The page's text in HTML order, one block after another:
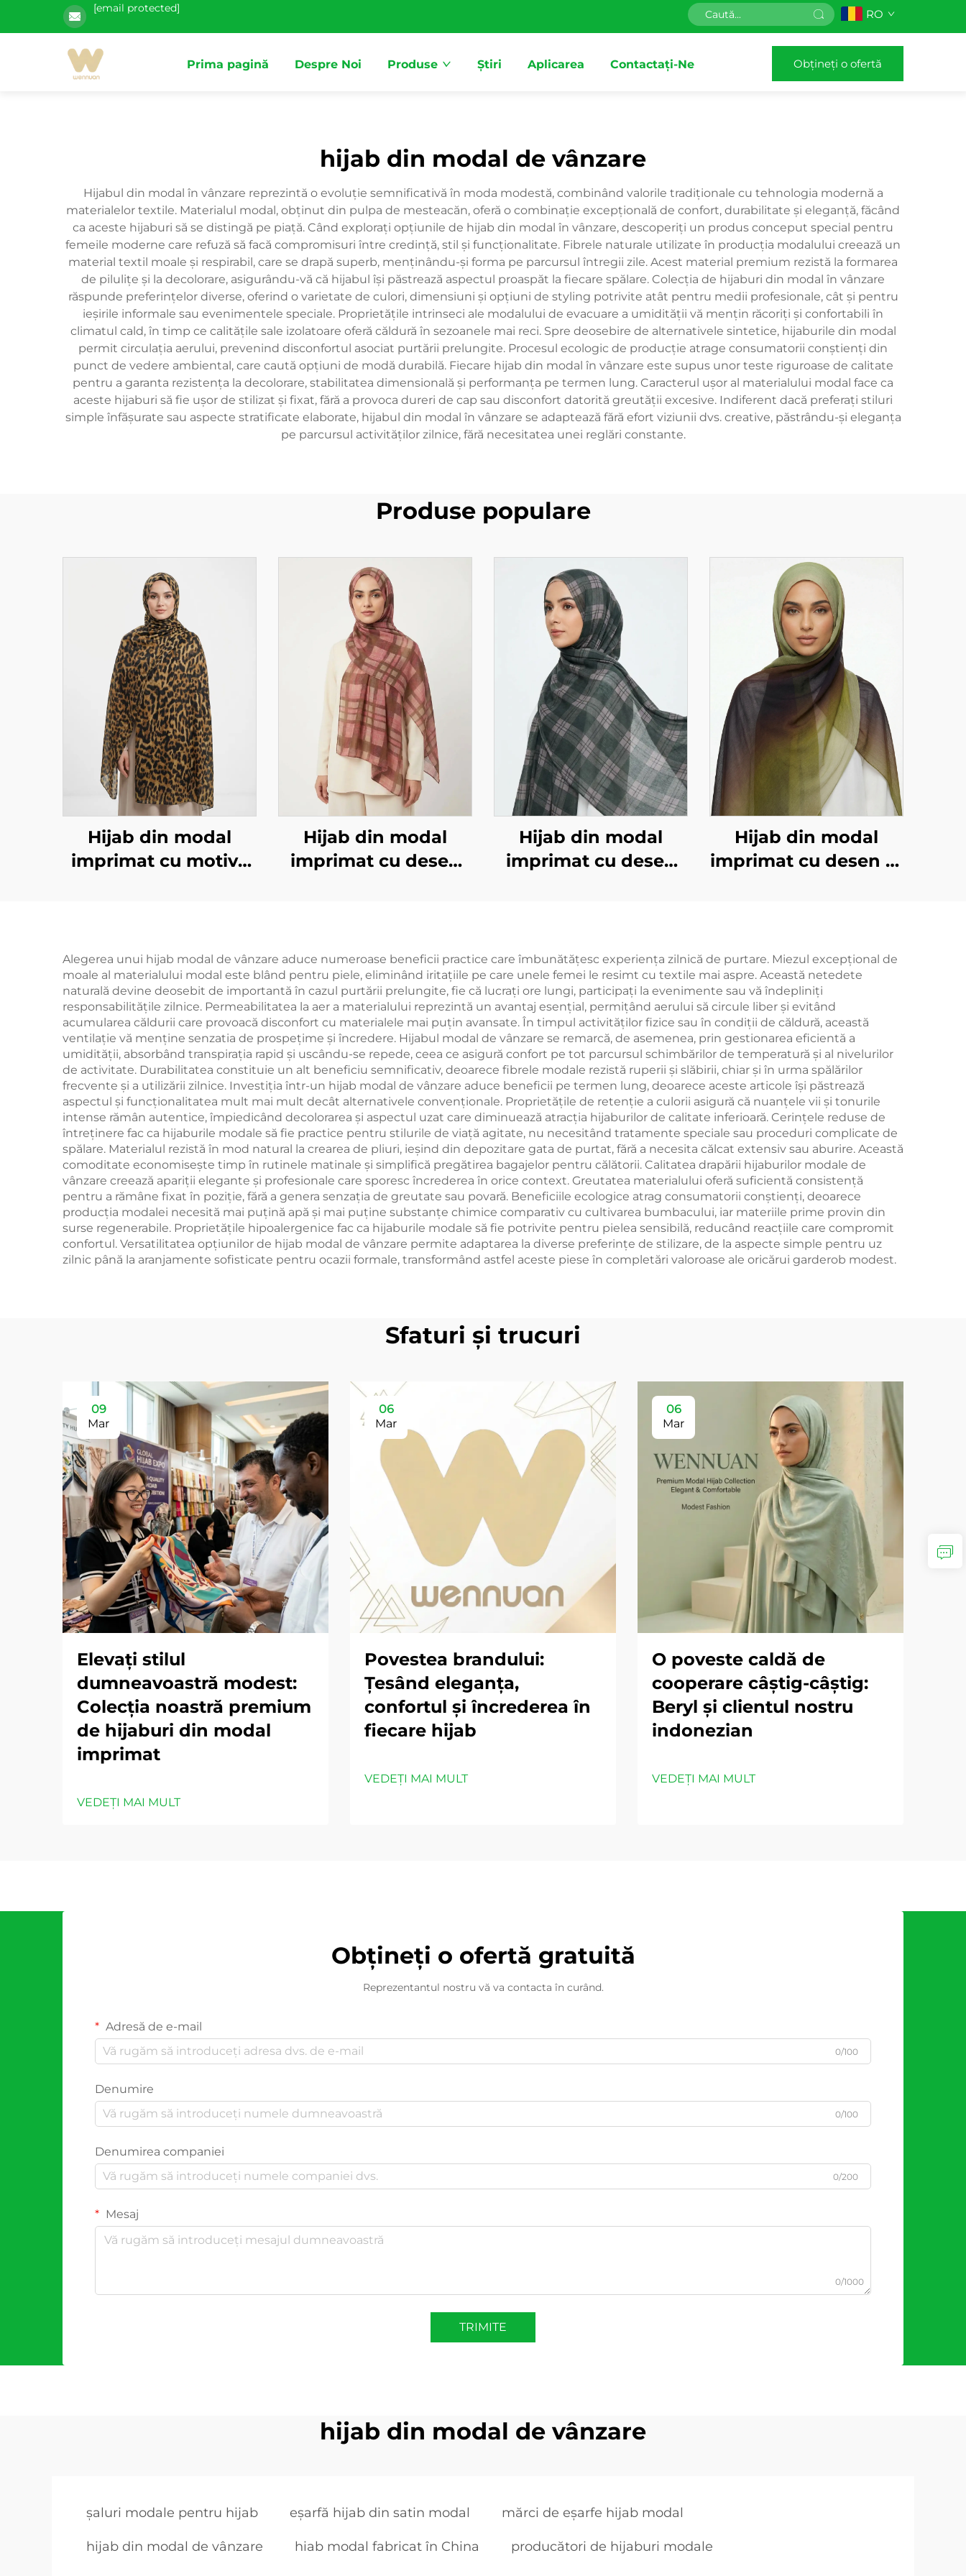
[email protected] RO
Prima pagină Despre Noi Produse Știri Aplicarea Contactați-Ne Obțineți o ofertă
hijab din modal de vânzare
Hijabul din modal în vânzare reprezintă o evoluție semnificativă în moda modestă, combinând valorile tradiționale cu tehnologia modernă a
materialelor textile. Materialul modal, obținut din pulpa de mesteacăn, oferă o combinație excepțională de confort, durabilitate și eleganță, făcând
ca aceste hijaburi să se distingă pe piață. Când explorați opțiunile de hijab din modal în vânzare, descoperiți un produs conceput special pentru
femeile moderne care refuză să facă compromisuri între credință, stil și funcționalitate. Fibrele naturale utilizate în producția modalului creează un
material textil moale și respirabil, care se drapă superb, menținându-și forma pe parcursul întregii zile. Acest material premium rezistă la formarea
de pilulițe și la decolorare, asigurându-vă că hijabul își păstrează aspectul proaspăt la fiecare spălare. Colecția de hijaburi din modal în vânzare
răspunde preferințelor diverse, oferind o varietate de culori, dimensiuni și opțiuni de styling potrivite atât pentru medii profesionale, cât și pentru
ieșirile informale sau evenimentele speciale. Proprietățile intrinseci ale modalului de evacuare a umidității vă mențin răcoriți și confortabili în
climatul cald, în timp ce calitățile sale izolatoare oferă căldură în sezoanele mai reci. Spre deosebire de alternativele sintetice, hijaburile din modal
permit circulația aerului, prevenind disconfortul asociat purtării prelungite. Procesul ecologic de producție atrage consumatorii conștienți din
punct de vedere ambiental, care caută opțiuni de modă durabilă. Fiecare hijab din modal în vânzare este supus unor teste riguroase de calitate
pentru a garanta rezistența la decolorare, stabilitatea dimensională și performanța pe termen lung. Caracterul ușor al materialului modal face ca
aceste hijaburi să fie ușor de stilizat și fixat, fără a provoca dureri de cap sau disconfort datorită greutății excesive. Indiferent dacă preferați stiluri
simple înfășurate sau aspecte stratificate elaborate, hijabul din modal în vânzare se adaptează fără efort viziunii dvs. creative, păstrându-și eleganța
pe parcursul activităților zilnice, fără necesitatea unei reglări constante.
Produse populare
Hijab din modal
imprimat cu motive
Hijab din modal
imprimat cu desen
Hijab din modal
imprimat cu desen
Hijab din modal
imprimat cu desen în
Alegerea unui hijab modal de vânzare aduce numeroase beneficii practice care îmbunătățesc experiența zilnică de purtare. Miezul excepțional de
moale al materialului modal este blând pentru piele, eliminând iritațiile pe care unele femei le resimt cu textile mai aspre. Această netedete
naturală devine deosebit de importantă în cazul purtării prelungite, fie că lucrați ore lungi, participați la evenimente sau vă îndepliniți
responsabilitățile zilnice. Permeabilitatea la aer a materialului reprezintă un avantaj esențial, permițând aerului să circule liber și evitând
acumularea căldurii care provoacă disconfort cu materialele mai puțin avansate. În timpul activităților fizice sau în condiții de căldură, această
ventilație vă menține senzatia de prospețime și încredere. Hijabul modal de vânzare se remarcă, de asemenea, prin gestionarea eficientă a
umidității, absorbând transpirația rapid și uscându-se repede, ceea ce asigură confort pe tot parcursul schimbărilor de temperatură și al nivelurilor
de activitate. Durabilitatea constituie un alt beneficiu semnificativ, deoarece fibrele modale rezistă ruperii și slăbirii, chiar și în urma spălărilor
frecvente și a utilizării zilnice. Investiția într-un hijab modal de vânzare aduce beneficii pe termen lung, deoarece aceste articole își păstrează
aspectul și funcționalitatea mult mai mult decât alternativele convenționale. Proprietățile de retenție a culorii asigură că nuanțele vii și tonurile
intense rămân autentice, împiedicând decolorarea și aspectul uzat care diminuează atracția hijaburilor de calitate inferioară. Cerințele reduse de
întreținere fac ca hijaburile modale să fie practice pentru stilurile de viață agitate, nu necesitând tratamente speciale sau proceduri complicate de
spălare. Materialul rezistă în mod natural la crearea de pliuri, ieșind din depozitare gata de purtat, fără a necesita călcat extensiv sau aburire. Această
comoditate economisește timp în rutinele matinale și simplifică pregătirea bagajelor pentru călătorii. Calitatea drapării hijaburilor modale de
vânzare creează apariții elegante și profesionale care sporesc încrederea în orice context. Greutatea materialului oferă suficientă consistență
pentru a rămâne fixat în poziție, fără a genera senzația de greutate sau povară. Beneficiile ecologice atrag consumatorii conștienți, deoarece
producția modalei necesită mai puțină apă și mai puține substanțe chimice comparativ cu cultivarea bumbacului, iar materiile prime provin din
surse regenerabile. Proprietățile hipoalergenice fac ca hijaburile modale să fie potrivite pentru pielea sensibilă, reducând reacțiile care compromit
confortul. Versatilitatea opțiunilor de hijab modal de vânzare permite adaptarea la diverse preferințe de stilizare, de la aspecte simple pentru uz
zilnic până la aranjamente sofisticate pentru ocazii formale, transformând astfel aceste piese în completări valoroase ale oricărui garderob modest.
Sfaturi și trucuri
09
Mar
Elevați stilul
dumneavoastră modest:
Colecția noastră premium
de hijaburi din modal
imprimat
VEDEȚI MAI MULT
06
Mar
Povestea brandului:
Ţesând eleganța,
confortul și încrederea în
fiecare hijab
VEDEȚI MAI MULT
06
Mar
O poveste caldă de
cooperare câștig-câștig:
Beryl și clientul nostru
indonezian
VEDEȚI MAI MULT
Obțineți o ofertă gratuită
Reprezentantul nostru vă va contacta în curând.
Adresă de e-mail
0/100
Denumire
0/100
Denumirea companiei
0/200
Mesaj
0/1000
TRIMITE
hijab din modal de vânzare
șaluri modale pentru hijab eșarfă hijab din satin modal mărci de eșarfe hijab modal
hijab din modal de vânzare hiab modal fabricat în China producători de hijaburi modale